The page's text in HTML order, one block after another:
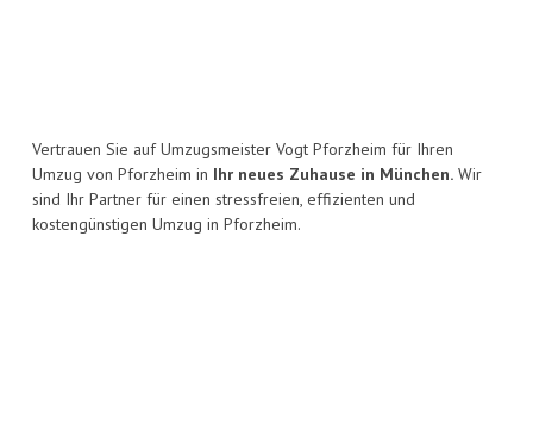
Vertrauen Sie auf Umzugsmeister Vogt Pforzheim für Ihren
Umzug von Pforzheim in Ihr neues Zuhause in München. Wir
sind Ihr Partner für einen stressfreien, effizienten und
kostengünstigen Umzug in Pforzheim.